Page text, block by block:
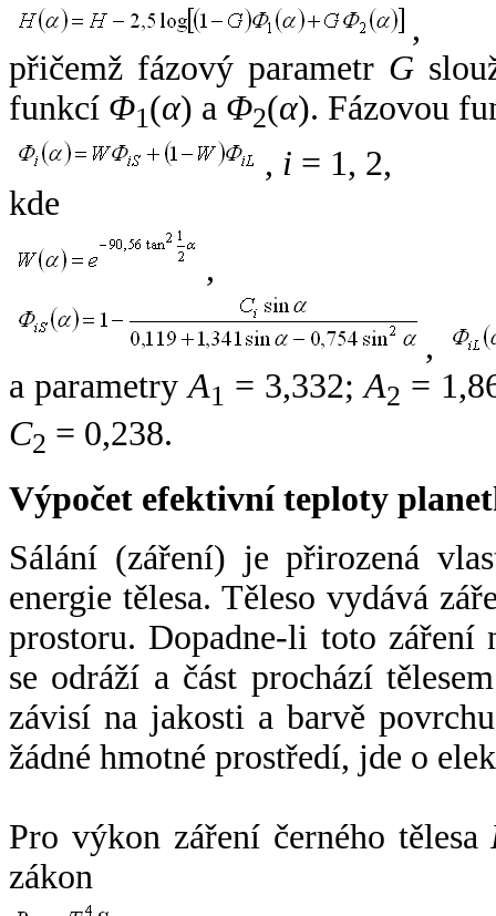
,
přičemž fázový parametr G
funkcí Φ1(α) a Φ2(α). Fázovou
, i = 1, 2,
kde
,
,
a parametryA1 = 3,332;A2 =
C2 = 0,238.
Výpočet efektivní teploty
Sálání (záření) je přirozená
energie tělesa. Těleso vydává
prostoru. Dopadne-li toto záření
se odráží a část prochází
závisí na jakosti a barvě
žádné hmotné prostředí, jde o
Pro výkon záření černého tělesa
zákon